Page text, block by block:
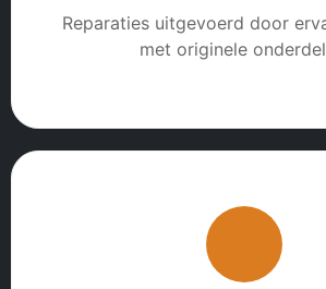
Reparaties uitgevoerd door
met originele